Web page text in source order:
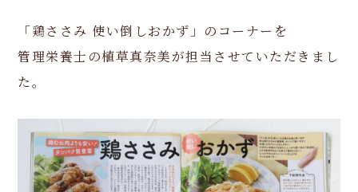
「鶏ささみ 使い倒しおかず」のコーナーを
管理栄養士の植草真奈美が担当させていただきまし
た。